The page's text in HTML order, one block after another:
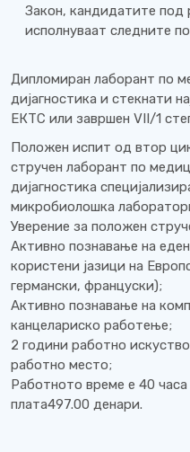
Закон, кандидатите под
исполнуваат следните
Дипломиран лаборант по
дијагностика и стекнати
ЕКТС или завршен VII/1
Положен испит од втор
стручен лаборант по
дијагностика
микробиолошка
Уверение за положен
Активно познавање на
користени јазици на
германски, француски);
Активно познавање на
канцелариско работење;
2 години работно
работно место;
Работното време е 40
плата497.00 денари.